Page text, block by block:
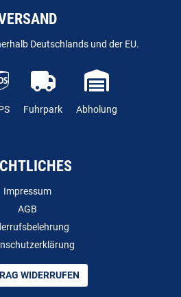
Deutschlands und der EU.
Fuhrpark Abholung
Impressum
AGB
WIDERRUFEN